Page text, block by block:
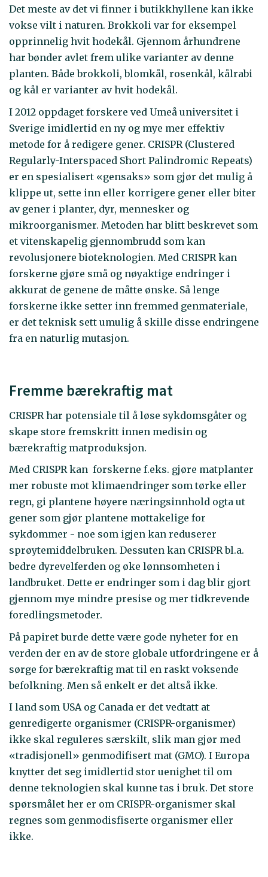
Det meste av det vi finner i butikkhyllene kan ikke
vokse vilt i naturen. Brokkoli var for eksempel
opprinnelig hvit hodekål. Gjennom århundrene
har bønder avlet frem ulike varianter av denne
planten. Både brokkoli, blomkål, rosenkål, kålrabi
og kål er varianter av hvit hodekål.
I 2012 oppdaget forskere ved Umeå universitet i
Sverige imidlertid en ny og mye mer effektiv
metode for å redigere gener. CRISPR (Clustered
Regularly-Interspaced Short Palindromic Repeats)
er en spesialisert «gensaks» som gjør det mulig å
klippe ut, sette inn eller korrigere gener eller biter
av gener i planter, dyr, mennesker og
mikroorganismer. Metoden har blitt beskrevet som
et vitenskapelig gjennombrudd som kan
revolusjonere bioteknologien. Med CRISPR kan
forskerne gjøre små og nøyaktige endringer i
akkurat de genene de måtte ønske. Så lenge
forskerne ikke setter inn fremmed genmateriale,
er det teknisk sett umulig å skille disse endringene
fra en naturlig mutasjon.
Fremme bærekraftig mat
CRISPR har potensiale til å løse sykdomsgåter og
skape store fremskritt innen medisin og
bærekraftig matproduksjon.
Med CRISPR kan forskerne f.eks. gjøre matplanter
mer robuste mot klimaendringer som tørke eller
regn, gi plantene høyere næringsinnhold ogta ut
gener som gjør plantene mottakelige for
sykdommer - noe som igjen kan reduserer
sprøytemiddelbruken. Dessuten kan CRISPR bl.a.
bedre dyrevelferden og øke lønnsomheten i
landbruket. Dette er endringer som i dag blir gjort
gjennom mye mindre presise og mer tidkrevende
foredlingsmetoder.
På papiret burde dette være gode nyheter for en
verden der en av de store globale utfordringene er å
sørge for bærekraftig mat til en raskt voksende
befolkning. Men så enkelt er det altså ikke.
I land som USA og Canada er det vedtatt at
genredigerte organismer (CRISPR-organismer)
ikke skal reguleres særskilt, slik man gjør med
«tradisjonell» genmodifisert mat (GMO). I Europa
knytter det seg imidlertid stor uenighet til om
denne teknologien skal kunne tas i bruk. Det store
spørsmålet her er om CRISPR-organismer skal
regnes som genmodisfiserte organismer eller
ikke.